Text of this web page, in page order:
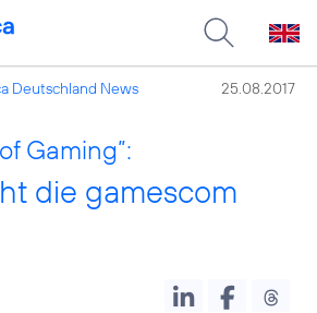
Deutschland News 25.08.2017
Gaming”:
die gamescom